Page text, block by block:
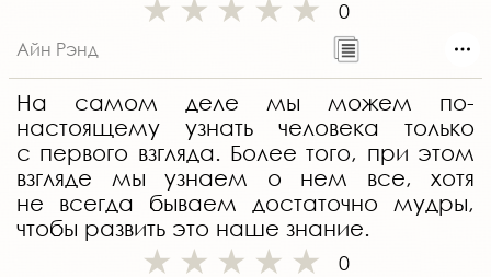
0
Айн Рэнд
На самом деле мы можем по-
настоящему узнать человека только
с первого взгляда. Более того, при этом
взгляде мы узнаем о нем все, хотя
не всегда бываем достаточно мудры,
чтобы развить это наше знание.
0